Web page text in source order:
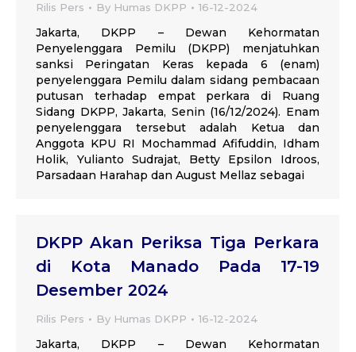
Rilis Pers By Humas DKPP 16-12-2024
Jakarta, DKPP – Dewan Kehormatan
Penyelenggara Pemilu (DKPP) menjatuhkan
sanksi Peringatan Keras kepada 6 (enam)
penyelenggara Pemilu dalam sidang pembacaan
putusan terhadap empat perkara di Ruang
Sidang DKPP, Jakarta, Senin (16/12/2024). Enam
penyelenggara tersebut adalah Ketua dan
Anggota KPU RI Mochammad Afifuddin, Idham
Holik, Yulianto Sudrajat, Betty Epsilon Idroos,
Parsadaan Harahap dan August Mellaz sebagai
DKPP Akan Periksa Tiga Perkara
di Kota Manado Pada 17-19
Desember 2024
Rilis Pers By Humas DKPP 16-12-2024
Jakarta, DKPP – Dewan Kehormatan